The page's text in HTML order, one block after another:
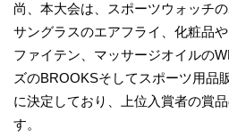
尚、本大会は、スポーツウォッチ
サングラスのエアフライ、化粧品
ファイテン、マッサージオイルの
ズのBROOKSそしてスポーツ用品
に決定しており、上位入賞者の賞
す。